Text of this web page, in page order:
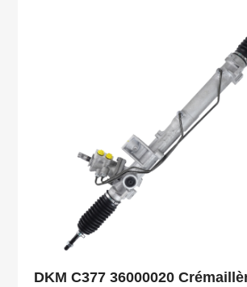
DKM C377 36000020